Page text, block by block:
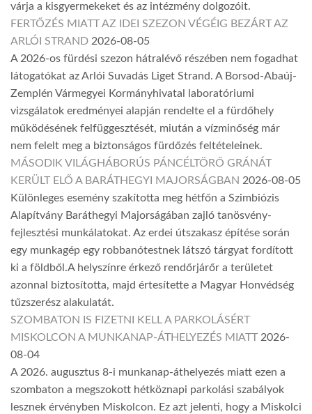
várja a kisgyermekeket és az intézmény dolgozóit.
FERTŐZÉS MIATT AZ IDEI SZEZON VÉGÉIG BEZÁRT AZ
ARLÓI STRAND 2026-08-05
A 2026-os fürdési szezon hátralévő részében nem fogadhat
látogatókat az Arlói Suvadás Liget Strand. A Borsod-Abaúj-
Zemplén Vármegyei Kormányhivatal laboratóriumi
vizsgálatok eredményei alapján rendelte el a fürdőhely
működésének felfüggesztését, miután a vízminőség már
nem felelt meg a biztonságos fürdőzés feltételeinek.
MÁSODIK VILÁGHÁBORÚS PÁNCÉLTÖRŐ GRÁNÁT
KERÜLT ELŐ A BARÁTHEGYI MAJORSÁGBAN 2026-08-05
Különleges esemény szakította meg hétfőn a Szimbiózis
Alapítvány Baráthegyi Majorságában zajló tanösvény-
fejlesztési munkálatokat. Az erdei útszakasz építése során
egy munkagép egy robbanótestnek látszó tárgyat fordított
ki a földből.A helyszínre érkező rendőrjárőr a területet
azonnal biztosította, majd értesítette a Magyar Honvédség
tűzszerész alakulatát.
SZOMBATON IS FIZETNI KELL A PARKOLÁSÉRT
MISKOLCON A MUNKANAP-ÁTHELYEZÉS MIATT 2026-
08-04
A 2026. augusztus 8-i munkanap-áthelyezés miatt ezen a
szombaton a megszokott hétköznapi parkolási szabályok
lesznek érvényben Miskolcon. Ez azt jelenti, hogy a Miskolci